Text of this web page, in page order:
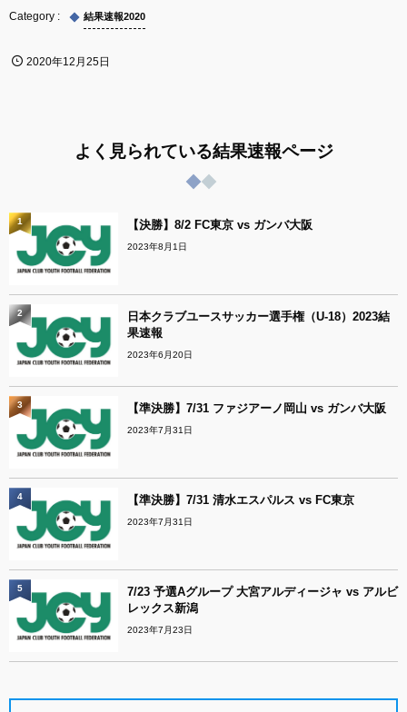
結果速報2020
2020年12月25日
よく見られている結果速報ページ
【決勝】8/2 FC東京 vs ガンバ大阪
2023年8月1日
1
日本クラブユースサッカー選手権（U-18）2023結
果速報
2023年6月20日
2
【準決勝】7/31 ファジアーノ岡山 vs ガンバ大阪
2023年7月31日
3
【準決勝】7/31 清水エスパルス vs FC東京
2023年7月31日
4
7/23 予選Aグループ 大宮アルディージャ vs アルビ
レックス新潟
2023年7月23日
5